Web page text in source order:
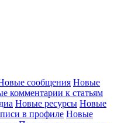
сообщения Новые
комментарии к статьям
Новые ресурсы Новые
в профиле Новые